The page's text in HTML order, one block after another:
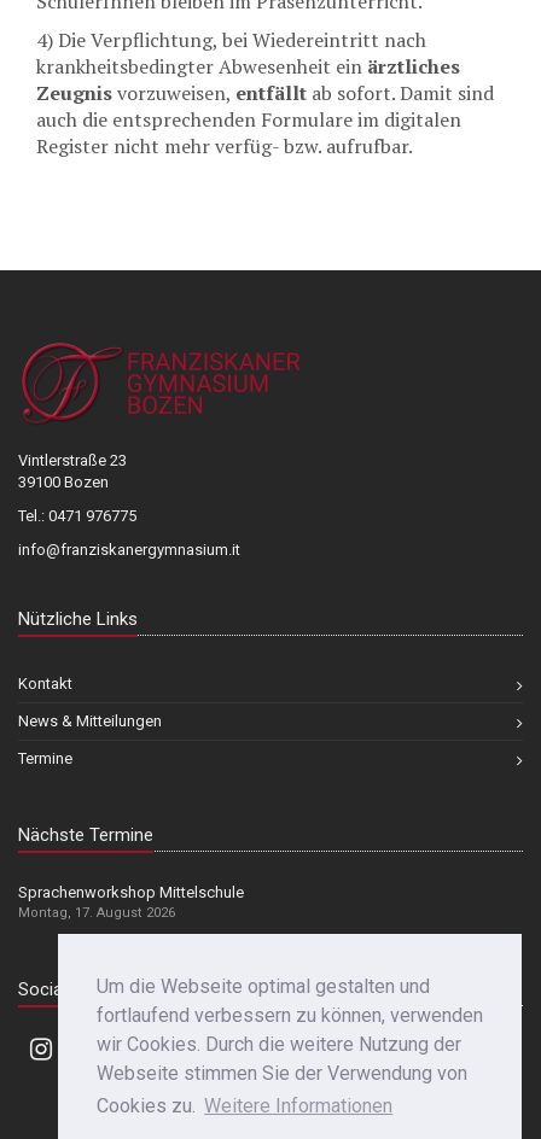
Um die Webseite optimal gestalten und
fortlaufend verbessern zu können, verwenden
wir Cookies. Durch die weitere Nutzung der
Webseite stimmen Sie der Verwendung von
Cookies zu. Weitere Informationen
4) Die Verpflichtung, bei Wiedereintritt nach
krankheitsbedingter Abwesenheit ein ärztliches
Zeugnisvorzuweisen, entfällt ab sofort. Damit sind
auch die entsprechenden Formulare im digitalen
Register nicht mehr verfüg- bzw. aufrufbar.
Vintlerstraße 23
39100 Bozen
Tel.: 0471 976775
info@franziskanergymnasium.it
Nützliche Links
Kontakt
News & Mitteilungen
Termine
Nächste Termine
Sprachenworkshop Mittelschule
Montag, 17. August 2026
Social Media